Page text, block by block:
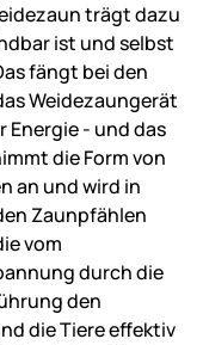
trägt dazu
ist und selbst
fängt bei den
Weidezaungerät
Energie - und das
die Form von
an und wird in
Zaunpfählen
vom
durch die
den
die Tiere effektiv